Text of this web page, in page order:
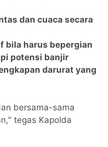
dan cuaca secara
bila harus bepergian
potensi banjir
darurat yang
bersama-sama
tegas Kapolda